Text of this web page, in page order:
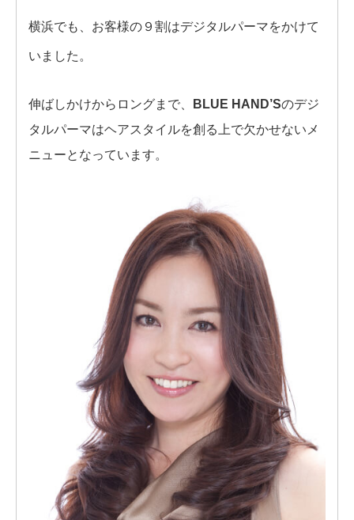
横浜でも、お客様の９割はデジタルパーマをかけて
いました。
伸ばしかけからロングまで、 BLUE HAND’Sのデジ
タルパーマはヘアスタイルを創る上で欠かせないメ
ニューとなっています。